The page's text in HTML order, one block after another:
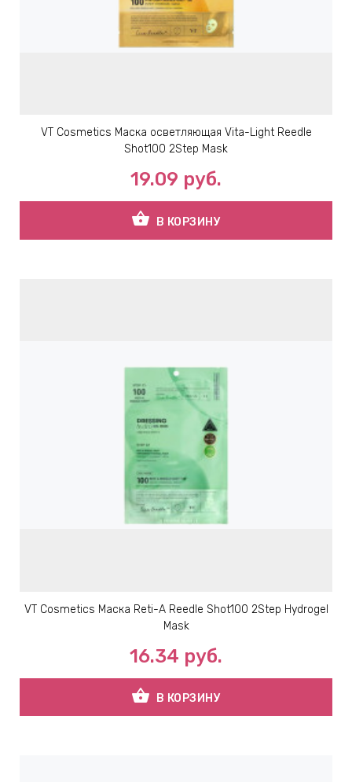
VT Cosmetics Маска осветляющая Vita-Light Reedle
Shot100 2Step Mask
19.09 руб.
shopping_basket В КОРЗИНУ
VT Cosmetics Маска Reti-A Reedle Shot100 2Step Hydrogel
Mask
16.34 руб.
shopping_basket В КОРЗИНУ